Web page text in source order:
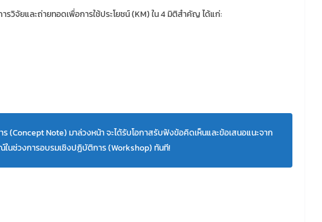
จัยและถ่ายทอดเพื่อการใช้ประโยชน์ (KM) ใน 4 มิติสำคัญ ได้แก่:
(Concept Note) มาล่วงหน้า จะได้รับโอกาสรับฟังข้อคิดเห็นและข้อเสนอแนะจาก
ช่วงการอบรมเชิงปฏิบัติการ (Workshop) ทันที!